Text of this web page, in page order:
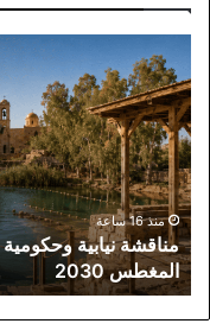
نيابية
وحكومية
لدعم
السياحة
والتحضير
لاحتفالية
المغطس
2030
منذ 16 ساعة
مناقشة نيابية
المغطس 2030